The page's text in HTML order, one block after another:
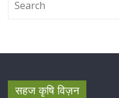
सहज कृषि विज़न